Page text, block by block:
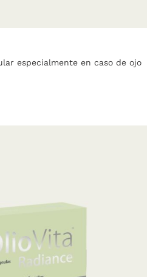
especialmente en caso de ojo